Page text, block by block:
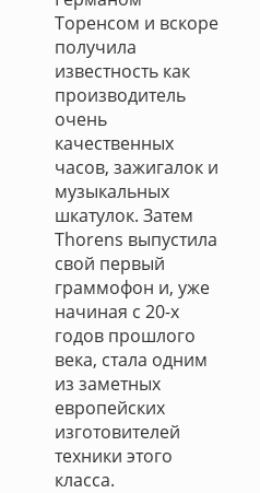
Торенсом и вскоре
получила
известность как
производитель
очень
качественных
часов, зажигалок и
музыкальных
шкатулок. Затем
Thorens выпустила
свой первый
граммофон и, уже
начиная с 20-х
годов прошлого
века, стала одним
из заметных
европейских
изготовителей
техники этого
класса.